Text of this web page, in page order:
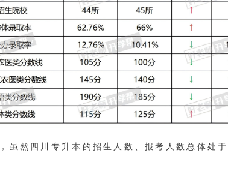
虽然四川专升本的招生人数、报考人数总体处